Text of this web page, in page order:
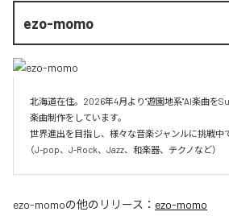
ezo-momo
北海道在住。2026年4月より"遊園地系"AI楽曲を
楽曲制作をしています。
世界進出を目指し、様々な音楽ジャンルに挑戦中
（J-pop、J-Rock、Jazz、和楽器、テクノなど）
ezo-momoの他のリリース： ezo-momo